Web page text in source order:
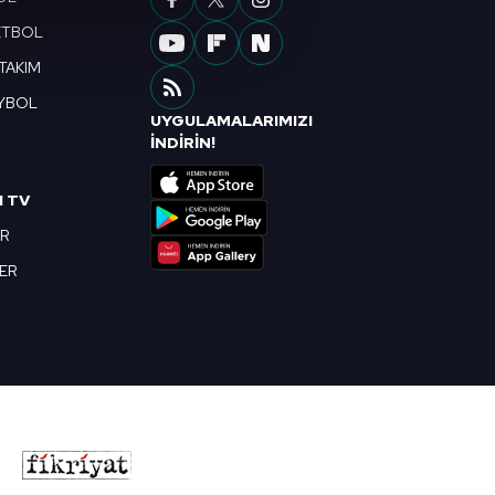
kullanılmaktadır. Bu
sunulması
ve sizlere yönelik
detaylı bilgi için Ayarlar
ve sitemizde ilgili
TV
UYGULAMALARIMIZI
İNDİRİN!